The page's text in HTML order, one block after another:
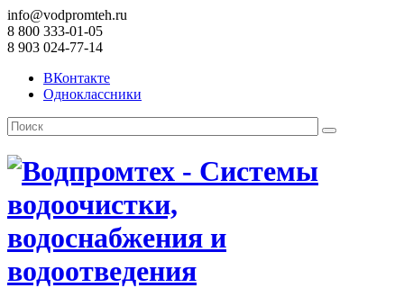
info@vodpromteh.ru
8 800 333-01-05
8 903 024-77-14
ВКонтакте
Одноклассники